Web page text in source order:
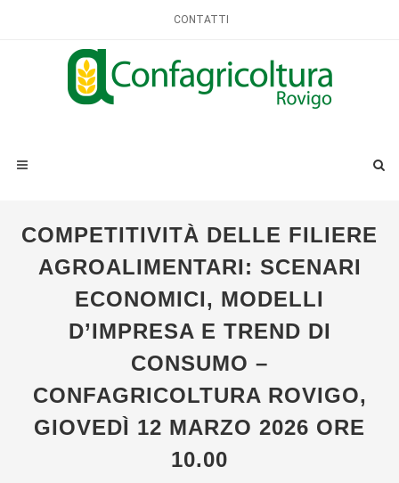
CONTATTI
COMPETITIVITÀ DELLE FILIERE
AGROALIMENTARI: SCENARI
ECONOMICI, MODELLI
D’IMPRESA E TREND DI
CONSUMO –
CONFAGRICOLTURA ROVIGO,
GIOVEDÌ 12 MARZO 2026 ORE
10.00